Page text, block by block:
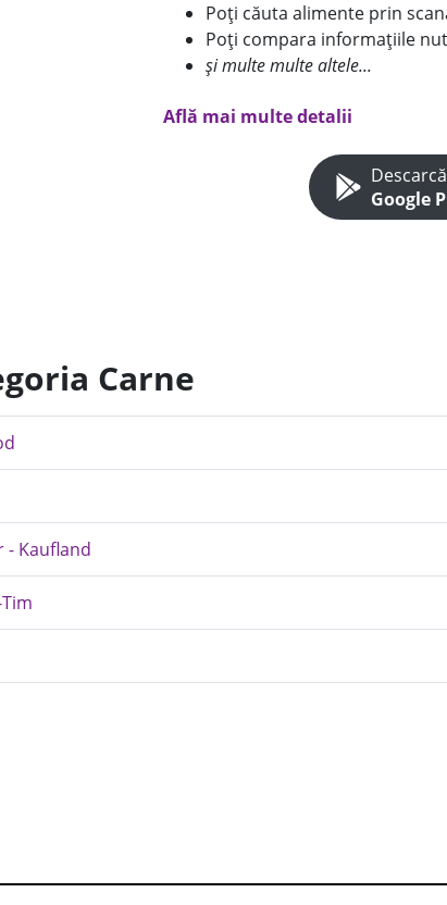
Poți căuta alimente prin
Poți compara informațiile
și multe multe altele...
Află mai multe detalii
Google
Carne
- Kaufland